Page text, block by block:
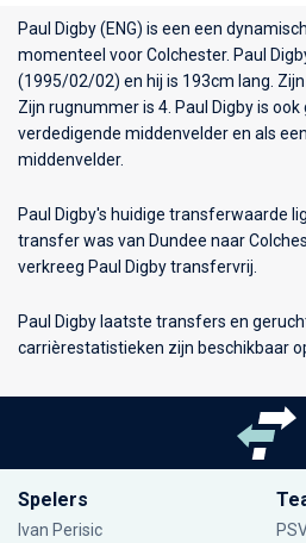
Paul Digby (ENG) is een een
momenteel voorColchester. Paul
(1995/02/02) en hij is 193cm lang.
Zijn rugnummer is 4. Paul Digby is
verdedigende middenvelder en als
middenvelder.
Paul Digby's huidige transferwaarde
transfer was van Dundee naar
verkreeg Paul Digby transfervrij.
Paul Digby laatste transfers en
carrièrestatistieken zijn beschikbaar
Spelers
Ivan Perisic